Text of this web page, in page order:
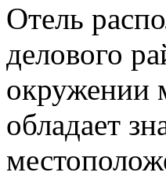
Отель
делового
окружении
обладает